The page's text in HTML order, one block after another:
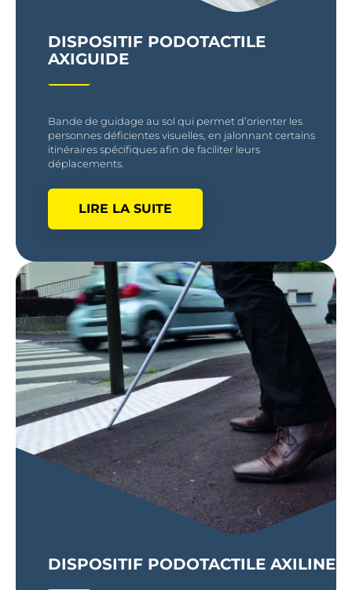
DISPOSITIF PODOTACTILE
AXIGUIDE
Bande de guidage au sol qui permet d’orienter les
personnes déficientes visuelles, en jalonnant certains
itinéraires spécifiques afin de faciliter leurs
déplacements.
LIRE LA SUITE
DISPOSITIF PODOTACTILE AXILINE